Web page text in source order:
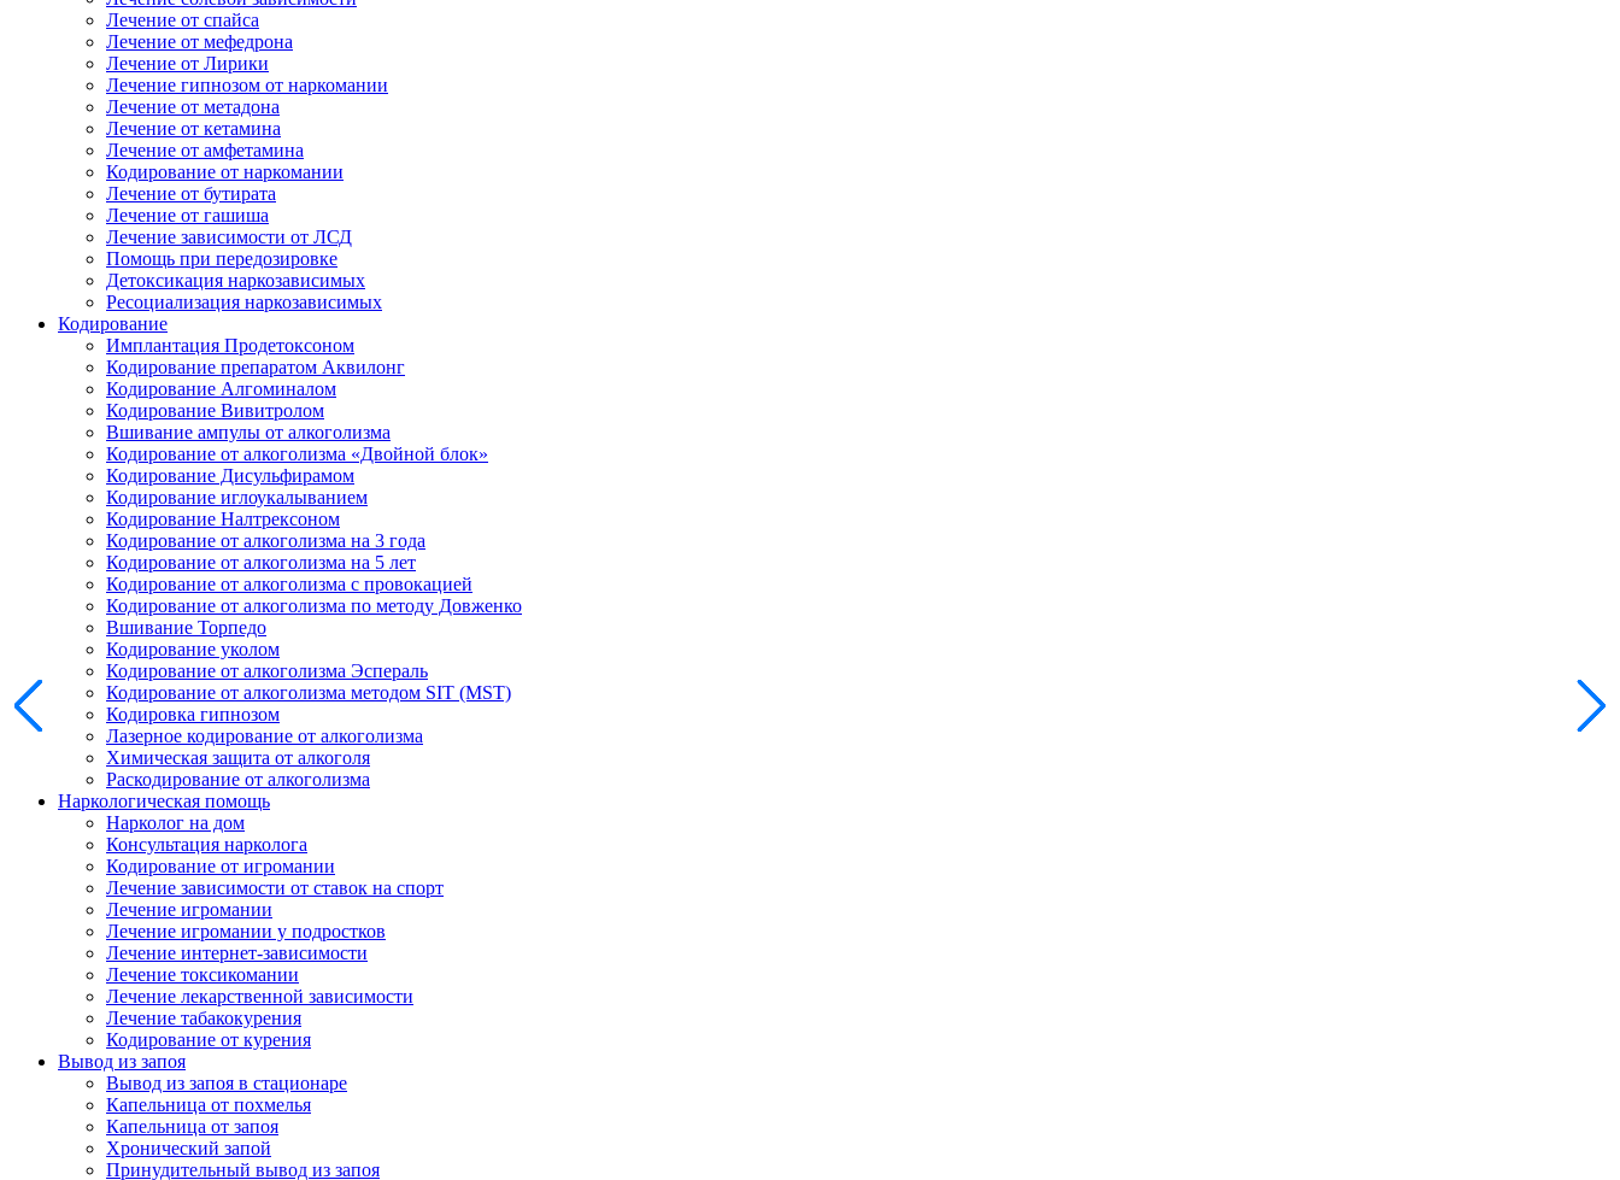
Лечение от спайса
Лечение от мефедрона
Лечение от Лирики
Лечение гипнозом от наркомании
Лечение от метадона
Лечение от кетамина
Лечение от амфетамина
Кодирование от наркомании
Лечение от бутирата
Лечение от гашиша
Лечение зависимости от ЛСД
Помощь при передозировке
Детоксикация наркозависимых
Ресоциализация наркозависимых
Кодирование
Имплантация Продетоксоном
Кодирование препаратом Аквилонг
Кодирование Алгоминалом
Кодирование Вивитролом
Вшивание ампулы от алкоголизма
Кодирование от алкоголизма «Двойной блок»
Кодирование Дисульфирамом
Кодирование иглоукалыванием
Кодирование Налтрексоном
Кодирование от алкоголизма на 3 года
Кодирование от алкоголизма на 5 лет
Кодирование от алкоголизма с провокацией
Кодирование от алкоголизма по методу Довженко
Вшивание Торпедо
Кодирование уколом
Кодирование от алкоголизма Эспераль
Кодирование от алкоголизма методом SIT (MST)
Кодировка гипнозом
Лазерное кодирование от алкоголизма
Химическая защита от алкоголя
Раскодирование от алкоголизма
Наркологическая помощь
Нарколог на дом
Консультация нарколога
Кодирование от игромании
Лечение зависимости от ставок на спорт
Лечение игромании
Лечение игромании у подростков
Лечение интернет-зависимости
Лечение токсикомании
Лечение лекарственной зависимости
Лечение табакокурения
Кодирование от курения
Вывод из запоя
Вывод из запоя в стационаре
Капельница от похмелья
Капельница от запоя
Хронический запой
Принудительный вывод из запоя